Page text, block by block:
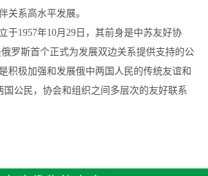
关系高水平发展。
1957年10月29日，其前身是中苏友好协
罗斯首个正式为发展双边关系提供支持的公
积极加强和发展俄中两国人民的传统友谊和
国公民，协会和组织之间多层次的友好联系